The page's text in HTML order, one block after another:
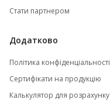
Стати партнером
Додатково
Політика конфіденціальності
Сертифікати на продукцію
Калькулятор для розрахунку